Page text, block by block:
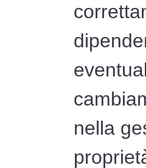
nella